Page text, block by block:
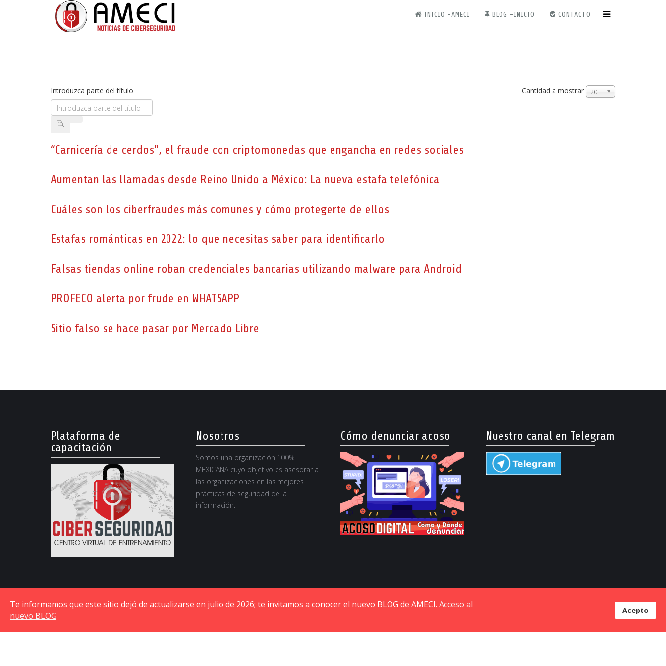
INICIO -AMECI BLOG -INICIO CONTACTO
Introduzca parte del título Cantidad a mostrar 20
“Carnicería de cerdos”, el fraude con criptomonedas que engancha en redes sociales
Aumentan las llamadas desde Reino Unido a México: La nueva estafa telefónica
Cuáles son los ciberfraudes más comunes y cómo protegerte de ellos
Estafas románticas en 2022: lo que necesitas saber para identificarlo
Falsas tiendas online roban credenciales bancarias utilizando malware para Android
PROFECO alerta por frude en WHATSAPP
Sitio falso se hace pasar por Mercado Libre
Plataforma de
capacitación
Nosotros
Somos una organización 100%
MEXICANA cuyo objetivo es asesorar a
las organizaciones en las mejores
prácticas de seguridad de la
información.
Cómo denunciar acoso Nuestro canal en Telegram
Te informamos que este sitio dejó de actualizarse en julio de 2026; te invitamos a conocer el nuevo BLOG de AMECI. Acceso al
nuevo BLOG
Acepto